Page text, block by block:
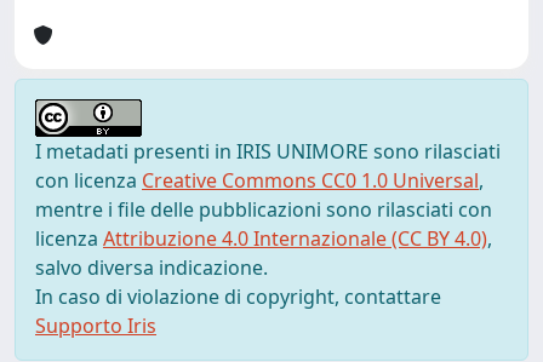
I metadati presenti in IRIS UNIMORE sono rilasciati
con licenza Creative Commons CC0 1.0 Universal,
mentre i file delle pubblicazioni sono rilasciati con
licenza Attribuzione 4.0 Internazionale (CC BY 4.0),
salvo diversa indicazione.
In caso di violazione di copyright, contattare
Supporto Iris